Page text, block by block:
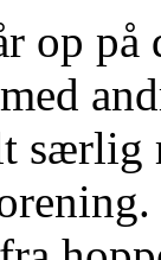
op på
særlig